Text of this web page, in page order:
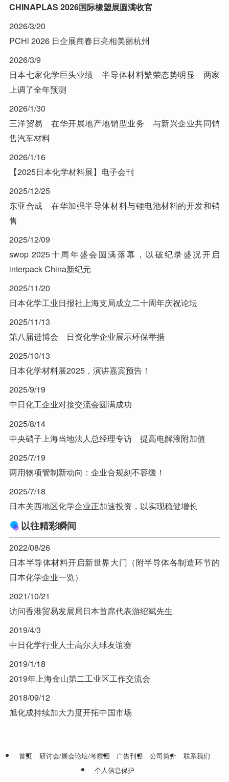
CHINAPLAS 2026国际橡塑展圆满收官
2026/3/20
PCHi 2026 日企展商春日亮相美丽杭州
2026/3/9
日本七家化学巨头业绩 半导体材料繁荣态势明显 两家
上调了全年预测
2026/1/30
三洋贸易 在华开展地产地销型业务 与新兴企业共同销
售汽车材料
2026/1/16
【2025日本化学材料展】电子会刊
2025/12/25
东亚合成 在华加强半导体材料与锂电池材料的开发和销
售
2025/12/09
swop 2025十周年盛会圆满落幕，以破纪录盛况开启
interpack China新纪元
2025/11/20
日本化学工业日报社上海支局成立二十周年庆祝论坛
2025/11/13
第八届进博会 日资化学企业展示环保举措
2025/10/13
日本化学材料展2025，演讲嘉宾预告！
2025/9/19
中日化工企业对接交流会圆满成功
2025/8/14
中央硝子上海当地法人总经理专访 提高电解液附加值
2025/7/19
两用物项管制新动向：企业合规刻不容缓！
2025/7/18
日本关西地区化学企业正加速投资，以实现稳健增长
以往精彩瞬间
2022/08/26
日本半导体材料开启新世界大门（附半导体各制造环节的
日本化学企业一览）
2021/10/21
访问香港贸易发展局日本首席代表游绍斌先生
2019/4/3
中日化学行业人士高尔夫球友谊赛
2019/1/18
2019年上海金山第二工业区工作交流会
2018/09/12
旭化成持续加大力度开拓中国市场
首页 研讨会/展会论坛/考察团 广告刊登 公司简介
联系我们
个人信息保护